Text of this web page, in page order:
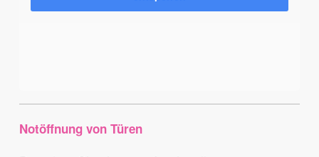
Notöffnung von Türen